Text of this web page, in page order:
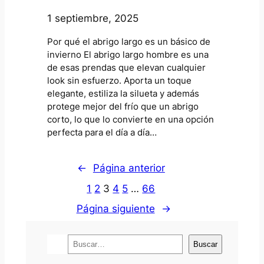
1 septiembre, 2025
Por qué el abrigo largo es un básico de
invierno El abrigo largo hombre es una
de esas prendas que elevan cualquier
look sin esfuerzo. Aporta un toque
elegante, estiliza la silueta y además
protege mejor del frío que un abrigo
corto, lo que lo convierte en una opción
perfecta para el día a día…
←
Página anterior
1 2 3 4 5 … 66
Página siguiente
→
B
u
Buscar